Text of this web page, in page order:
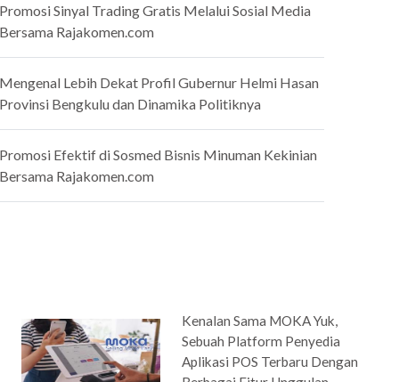
Sinyal Trading Gratis Melalui Sosial Media
Rajakomen.com
Lebih Dekat Profil Gubernur Helmi Hasan
Bengkulu dan Dinamika Politiknya
Efektif di Sosmed Bisnis Minuman Kekinian
Rajakomen.com
Kenalan Sama MOKA Yuk,
Sebuah Platform Penyedia
Aplikasi POS Terbaru Dengan